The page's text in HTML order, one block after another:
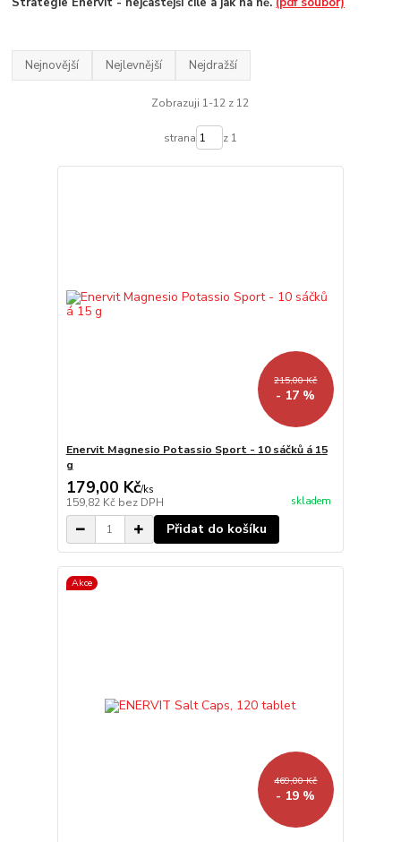
Nejnovější Nejlevnější Nejdražší
Zobrazuji 1-12 z 12
strana z 1
215,00 Kč
- 17 %
Enervit Magnesio Potassio Sport - 10 sáčků á 15
g
179,00 Kč/ks
159,82 Kč bez DPH skladem
Přidat do košíku
Akce
469,00 Kč
- 19 %